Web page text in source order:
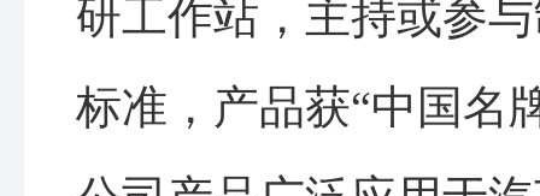
研工作站，主持或参
标准，产品获“中国名